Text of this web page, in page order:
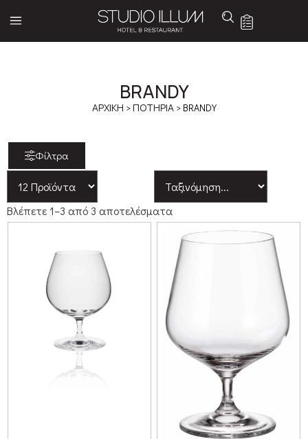
BRANDY
ΑΡΧΙΚΉ >ΠΟΤΗΡΙΑ> BRANDY
Φίλτρα
Βλέπετε 1–3 από 3 αποτελέσματα